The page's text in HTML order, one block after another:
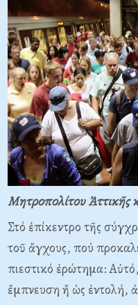
Μητροπολίτου Ἀττικῆς
Στό ἐπίκεντρο τῆς
τοῦ ἄγχους, πού
πιεστικό ἐρώτημα:
ἔμπνευση ἤ ὡς ἐντολή,